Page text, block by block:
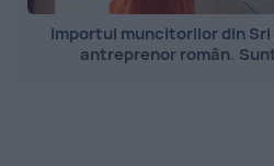
Importul muncitorilor din
antreprenor român.